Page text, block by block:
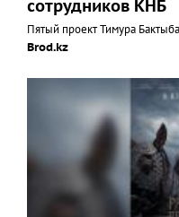
сотрудников КНБ
Пятый проект Тимура
Brod.kz